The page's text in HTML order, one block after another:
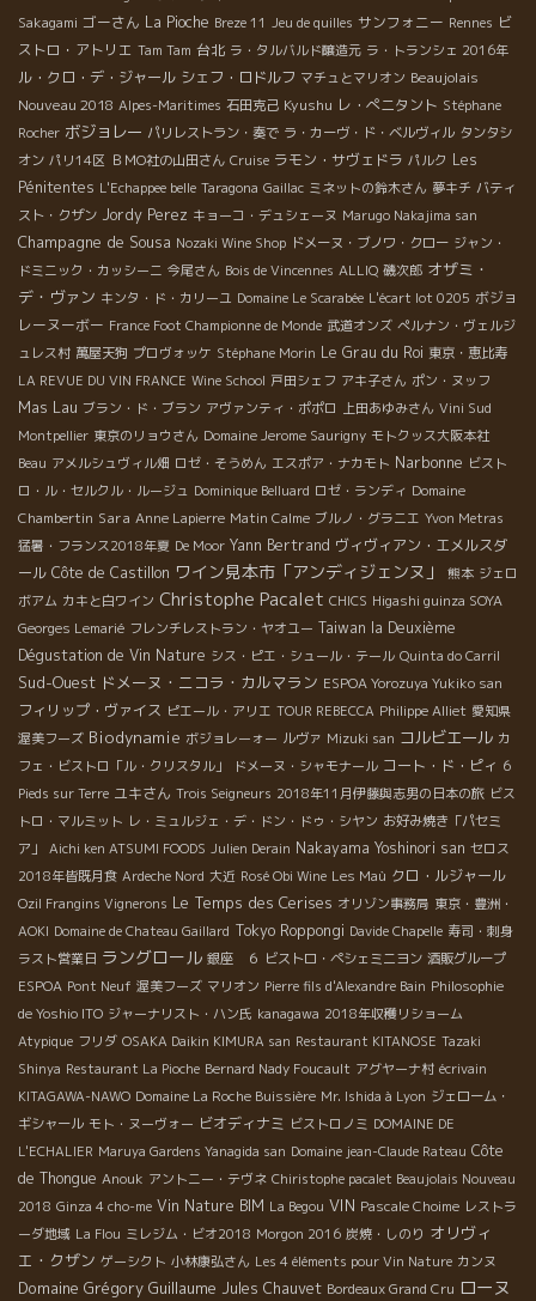
Sakagami ゴーさん La Pioche Breze 11 Jeu de quilles サンフォニー Rennes ビ
ストロ・アトリエ Tam Tam 台北 ラ・タルバルド醸造元 ラ・トランシェ 2016年
ル・クロ・デ・ジャール シェフ・ロドルフ マチュとマリオン Beaujolais
Nouveau 2018 Alpes-Maritimes 石田克己 Kyushu レ・ぺニタント Stéphane
Rocher ボジョレー パリレストラン・奏で ラ・カーヴ・ド・ベルヴィル タンタシ
オン パリ14区 ＢＭО社の山田さん Cruise ラモン・サヴェドラ パルク Les
Pénitentes L'Echappee belle Taragona Gaillac ミネットの鈴木さん 夢キチ バティ
スト・クザン Jordy Perez キョーコ・デュシェーヌ Marugo Nakajima san
Champagne de Sousa Nozaki Wine Shop ドメーヌ・ブノワ・クロー ジャン・
ドミニック・カッシーニ 今尾さん Bois de Vincennes ALLIQ 磯次郎 オザミ・
デ・ヴァン キンタ・ド・カリーユ Domaine Le Scarabée L'écart lot 0205 ボジョ
レーヌーボー France Foot Championne de Monde 武道オンズ ぺルナン・ヴェルジ
ュレス村 萬屋天狗 プロヴォッケ Stéphane Morin Le Grau du Roi 東京・恵比寿
LA REVUE DU VIN FRANCE Wine School 戸田シェフ アキ子さん ポン・ヌッフ
Mas Lau ブラン・ド・ブラン アヴァンティ・ポポロ 上田あゆみさん Vini Sud
Montpellier 東京のリョウさん Domaine Jerome Saurigny モトクッス大阪本社
Beau アメルシュヴィル畑 ロゼ・そうめん エスポア・ナカモト Narbonne ビスト
ロ・ル・セルクル・ルージュ Dominique Belluard ロゼ・ランディ Domaine
Chambertin Sara Anne Lapierre Matin Calme ブルノ・グラニエ Yvon Metras
猛暑・フランス2018年夏 De Moor Yann Bertrand ヴィヴィアン・エメルスダ
ール Côte de Castillon ワイン見本市「アンディジェンヌ」 熊本 ジェロ
ボアム カキと白ワイン Christophe Pacalet CHICS Higashi guinza SOYA
Georges Lemarié フレンチレストラン・ヤオユー Taiwan la Deuxième
Dégustation de Vin Nature シス・ピエ・シュール・テール Quinta do Carril
Sud-Ouest ドメーヌ・ニコラ・カルマラン ESPOA Yorozuya Yukiko san
フィリップ・ヴァイス ピエール・アリエ TOUR REBECCA Philippe Alliet 愛知県
渥美フーズ Biodynamie ボジョレーォー ルヴァ Mizuki san コルビエール カ
フェ・ビストロ「ル・クリスタル」
ドメーヌ・シャモナール コート・ド・ピィ 6
Pieds sur Terre ユキさん Trois Seigneurs 2018年11月伊藤與志男の日本の旅 ビス
トロ・マルミット レ・ミュルジェ・デ・ドン・ドゥ・シヤン お好み焼き「パセミ
ア」
Aichi ken ATSUMI FOODS Julien Derain Nakayama Yoshinori san セロス
2018年皆既月食 Ardeche Nord 大近 Rosé Obi Wine Les Maù クロ・ルジャール
Ozil Frangins Vignerons Le Temps des Cerises オリゾン事務局 東京・豊洲・
AOKI Domaine de Chateau Gaillard Tokyo Roppongi Davide Chapelle 寿司・刺身
ラスト営業日 ラングロール 銀座 ６ ビストロ・ペシェミニヨン 酒販グループ
ESPOA Pont Neuf 渥美フーズ マリオン Pierre fils d'Alexandre Bain Philosophie
de Yoshio ITO ジャーナリスト・ハン氏 kanagawa 2018年収穫リショーム
Atypique フリダ OSAKA Daikin KIMURA san Restaurant KITANOSE Tazaki
Shinya Restaurant La Pioche Bernard Nady Foucault アグヤーナ村 écrivain
KITAGAWA-NAWO Domaine La Roche Buissière Mr. Ishida à Lyon ジェローム・
ギシャール モト・ヌーヴォー ビオディナミ ビストロノミ DOMAINE DE
L'ECHALIER Maruya Gardens Yanagida san Domaine jean-Claude Rateau Côte
de Thongue Anouk アントニー・テヴネ Chiristophe pacalet Beaujolais Nouveau
2018 Ginza 4 cho-me Vin Nature BIM La Begou VIN Pascale Choime レストラ
ーダ地域 La Flou ミレジム・ビオ2018 Morgon 2016 炭焼・しのり オリヴィ
エ・クザン ゲーシクト 小林康弘さん Les 4 éléments pour Vin Nature カンヌ
Domaine Grégory Guillaume Jules Chauvet Bordeaux Grand Cru ローヌ